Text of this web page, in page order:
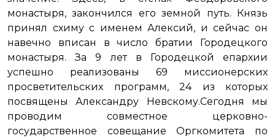
монастыря, закончился его земной путь. Князь
принял схиму с именем Алексий, и сейчас он
навечно вписан в число братии Городецкого
монастыря. За 9 лет в Городецкой епархии
успешно реализованы 69 миссионерских
просветительских программ, 24 из которых
посвящены Александру Невскому.Сегодня мы
проводим совместное церковно-
государственное совещание Оргкомитета по